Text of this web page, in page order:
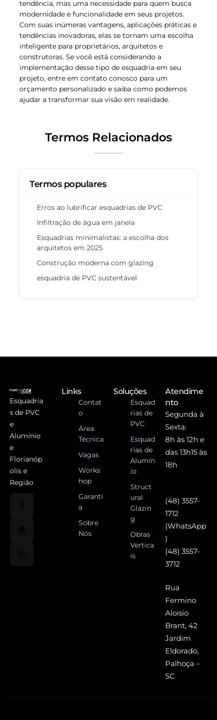
tendência, mas uma necessidade para quem busca
modernidade e funcionalidade em seus projetos.
Com suas inúmeras vantagens, aplicações práticas e
tendências inovadoras, elas se tornam uma escolha
inteligente para proprietários, arquitetos e
construtoras. Se você está considerando a
implementação desse tipo de esquadria em seu
projeto, entre em contato conosco para um
orçamento personalizado e saiba como podemos
ajudar a transformar sua visão em realidade.
Termos Relacionados
Termos populares
Erros ao lubrificar esquadrias de PVC
Infiltração de água em janela
Esquadrias minimalistas: a escolha dos
arquitetos em 2025
Construção moderna com glazing
esquadria de PVC sustentável
Esquadria
s de PVC
e
Alumínio
e
Florianóp
olis e
Região
Links
Contat
o
Área
Técnica
Vagas
Works
hop
Garanti
a
Sobre
Nós
Soluções
Esquad
rias de
PVC
Esquad
rias de
Alumín
io
Struct
ural
Glazin
g
Obras
Vertica
is
Atendime
nto
Segunda à
Sexta:
8h às 12h e
das 13h15 às
18h
(48) 3557-
1712
(WhatsApp
)
(48) 3557-
3712
Rua
Fermino
Aloisio
Brant, 42
Jardim
Eldorado,
Palhoça –
SC